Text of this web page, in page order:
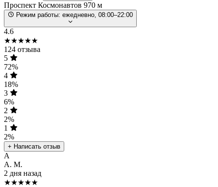
Проспект Космонавтов 970 м
Режим работы: ежедневно, 08:00–22:00
4.6
★★★★★
124 отзыва
5
72%
4
18%
3
6%
2
2%
1
2%
+ Написать отзыв
А
А. М.
2 дня назад
★★★★★